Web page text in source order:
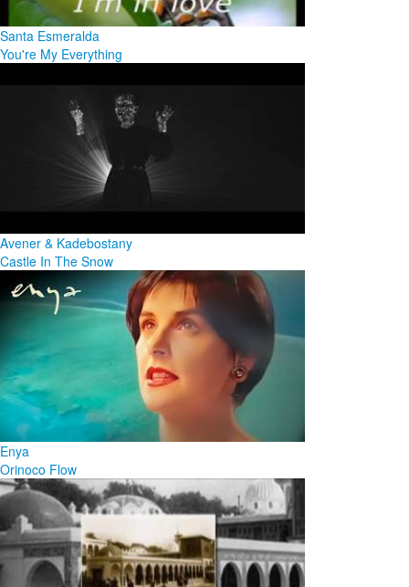
Santa Esmeralda
You're My Everything
Avener & Kadebostany
Castle In The Snow
Enya
Orinoco Flow